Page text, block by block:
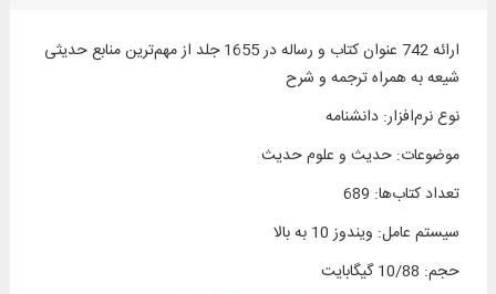
ارائه 742 عنوان کتاب و رساله در 1655 جلد از مهم‌ترین منابع حدیثی
شیعه به همراه ترجمه و شرح
نوع نرم‌افزار:دانشنامه
موضوعات:حدیث و علوم حدیث
تعداد کتاب‌ها:
689
سیستم عامل: ویندوز 10 به بالا
حجم: 10/88 گیگابایت